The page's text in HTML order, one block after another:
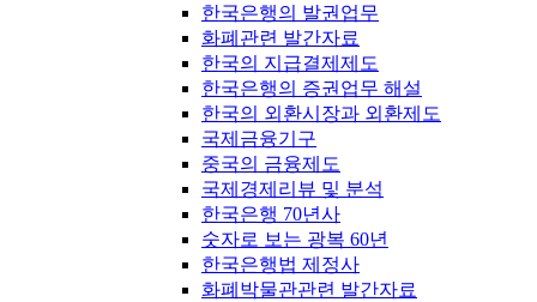
한국은행의 발권업무
화폐관련 발간자료
한국의 지급결제제도
한국은행의 증권업무 해설
한국의 외환시장과 외환제도
국제금융기구
중국의 금융제도
국제경제리뷰 및 분석
한국은행 70년사
숫자로 보는 광복 60년
한국은행법 제정사
화폐박물관관련 발간자료